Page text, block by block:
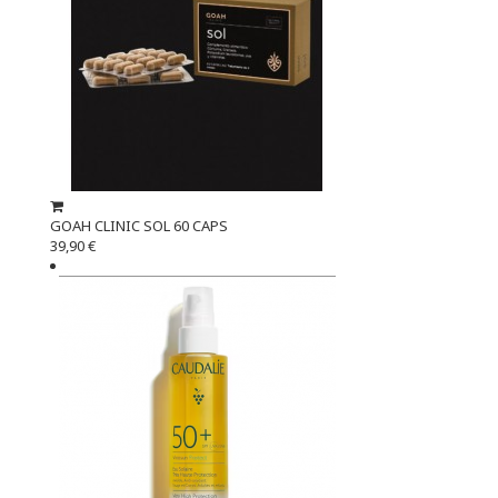
GOAH CLINIC SOL 60 CAPS
39,90 €